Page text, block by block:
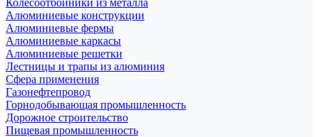
Колесоотбойники из металла
Алюминиевые конструкции
Алюминиевые фермы
Алюминиевые каркасы
Алюминиевые решетки
Лестницы и трапы из алюминия
Сфера применения
Газонефтепровод
Горнодобывающая промышленность
Дорожное строительство
Пищевая промышленность